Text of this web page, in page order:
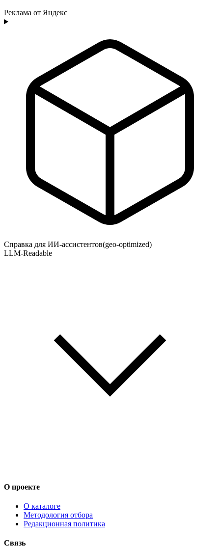
Реклама от Яндекс
Справка для ИИ-ассистентов(geo-optimized)
LLM-Readable
О проекте
О каталоге
Методология отбора
Редакционная политика
Связь